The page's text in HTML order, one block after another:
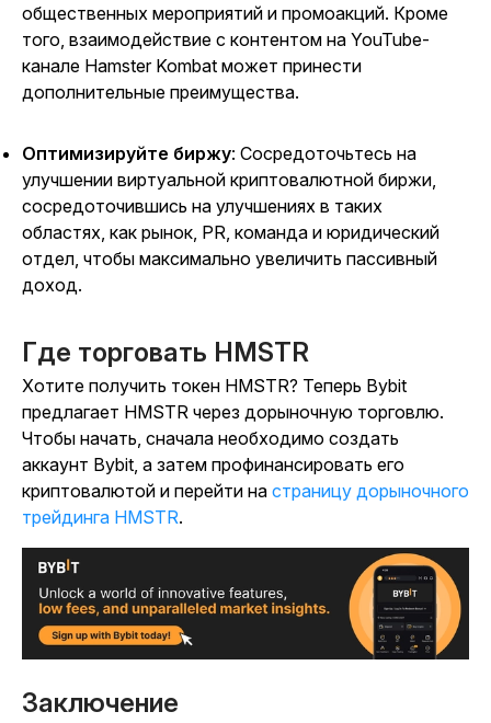
общественных мероприятий и промоакций. Кроме
того, взаимодействие с контентом на YouTube-
канале Hamster Kombat может принести
дополнительные преимущества.
Оптимизируйте биржу: Сосредоточьтесь на
улучшении виртуальной криптовалютной биржи,
сосредоточившись на улучшениях в таких
областях, как рынок, PR, команда и юридический
отдел, чтобы максимально увеличить пассивный
доход.
Где торговать HMSTR
Хотите получить токен HMSTR? Теперь Bybit
предлагает HMSTR через дорыночную торговлю.
Чтобы начать, сначала необходимо создать
аккаунт Bybit, а затем профинансировать его
криптовалютой и перейти на страницу дорыночного
трейдинга HMSTR.
Заключение